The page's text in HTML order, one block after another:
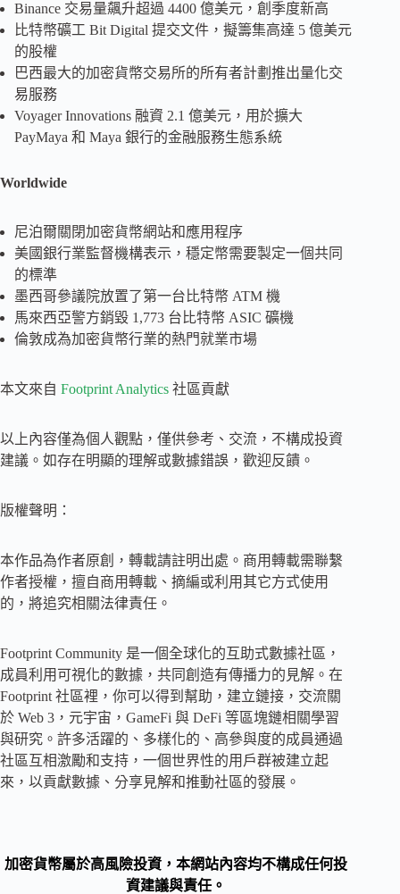
Binance 交易量飆升超過 4400 億美元，創季度新高
比特幣礦工 Bit Digital 提交文件，擬籌集高達 5 億美元
的股權
巴西最大的加密貨幣交易所的所有者計劃推出量化交
易服務
Voyager Innovations 融資 2.1 億美元，用於擴大
PayMaya 和 Maya 銀行的金融服務生態系統
Worldwide
尼泊爾關閉加密貨幣網站和應用程序
美國銀行業監督機構表示，穩定幣需要製定一個共同
的標準
墨西哥參議院放置了第一台比特幣 ATM 機
馬來西亞警方銷毀 1,773 台比特幣 ASIC 礦機
倫敦成為加密貨幣行業的熱門就業市場
本文來自 Footprint Analytics 社區貢獻
以上內容僅為個人觀點，僅供參考、交流，不構成投資
建議。如存在明顯的理解或數據錯誤，歡迎反饋。
版權聲明：
本作品為作者原創，轉載請註明出處。商用轉載需聯繫
作者授權，擅自商用轉載、摘編或利用其它方式使用
的，將追究相關法律責任。
Footprint Community 是一個全球化的互助式數據社區，
成員利用可視化的數據，共同創造有傳播力的見解。在
Footprint 社區裡，你可以得到幫助，建立鏈接，交流關
於 Web 3，元宇宙，GameFi 與 DeFi 等區塊鏈相關學習
與研究。許多活躍的、多樣化的、高參與度的成員通過
社區互相激勵和支持，一個世界性的用戶群被建立起
來，以貢獻數據、分享見解和推動社區的發展。
加密貨幣屬於高風險投資，本網站內容均不構成任何投
資建議與責任。